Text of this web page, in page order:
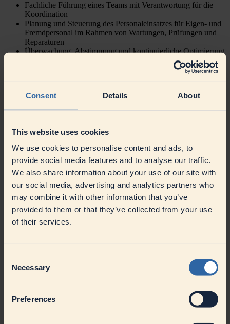
Consent Details About
This website uses cookies
We use cookies to personalise content and ads, to
provide social media features and to analyse our traffic.
We also share information about your use of our site with
our social media, advertising and analytics partners who
may combine it with other information that you’ve
provided to them or that they’ve collected from your use
of their services.
Selection
Necessary
Preferences
Fachliche Führung eines Teams mit Verantwortung für die
Koordination
Planung und Steuerung des Personaleinsatzes für Eigen- und
Fremdpersonal im Rahmen von Wartungen, Prüfungen und
Reparaturen
Überwachung, Abstimmung und kontinuierliche Optimierung
der Arbeitsprozesse zur Sicherstellung eines reibungslosen
Verantwortung für die Planung und Umsetzung größerer
Aktive Mitwirkung im CI-Shopfloor-Management sowie
Nachverfolgung und Kontrolle der definierten Maßnahmen
Passt zu uns | Ihr Profil
Erfolgreich abgeschlossene Berufsausbildung im Bereich
Elektrik, Weiterbildung zum Meister (m/w/d), bzw Techniker
(m/w/d) wünschenswert
Berufserfahrung im Bereich Wartung und Instandhaltung
Flexibilität, Gewissenhaftigkeit, Engagement und
Eigenverantwortlichkeit
Bereitschaft zu Sonn-und Feiertagsarbeit sowie
Erfahrung in der Lebensmittelindustrie und ein hohes Maß an
Hygiene- und Qualitätsbewusstsein ist wünschenswert
Tariflichen Vergütung inklusive betrieblicher Altersvorsorge